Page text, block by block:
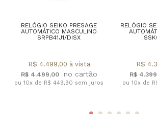
RELÓGIO SEIKO PRESAGE
AUTOMÁTICO MASCULINO
SRPB41J1/DISX
R$ 4.499,00
R$ 4.499,00 à vista
ou 10x de R$ 449,90 sem juros
RELÓGIO
R$
R$
ou 10x de